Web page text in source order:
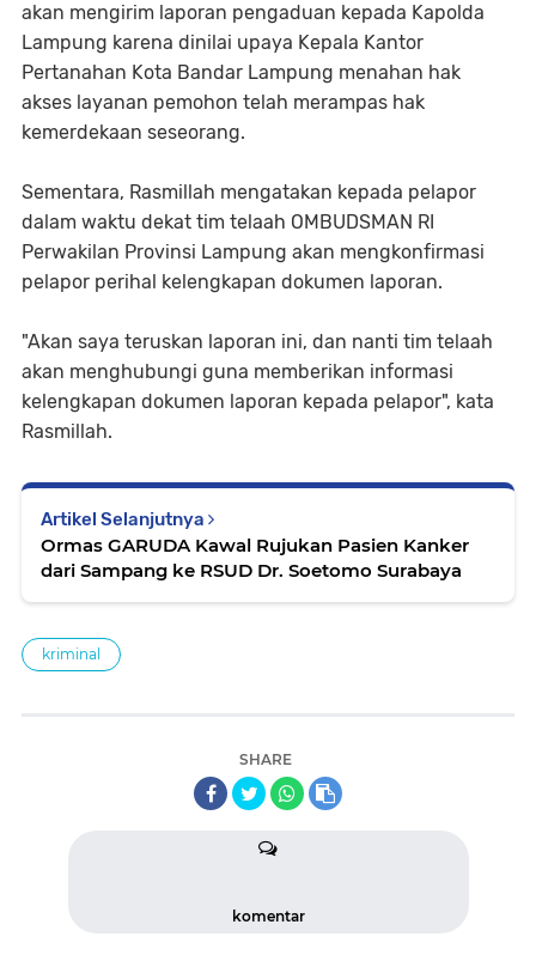
akan mengirim laporan pengaduan kepada Kapolda
Lampung karena dinilai upaya Kepala Kantor
Pertanahan Kota Bandar Lampung menahan hak
akses layanan pemohon telah merampas hak
kemerdekaan seseorang.
Sementara, Rasmillah mengatakan kepada pelapor
dalam waktu dekat tim telaah OMBUDSMAN RI
Perwakilan Provinsi Lampung akan mengkonfirmasi
pelapor perihal kelengkapan dokumen laporan.
"Akan saya teruskan laporan ini, dan nanti tim telaah
akan menghubungi guna memberikan informasi
kelengkapan dokumen laporan kepada pelapor", kata
Rasmillah.
Artikel Selanjutnya
Ormas GARUDA Kawal Rujukan Pasien Kanker
dari Sampang ke RSUD Dr. Soetomo Surabaya
kriminal
SHARE
komentar